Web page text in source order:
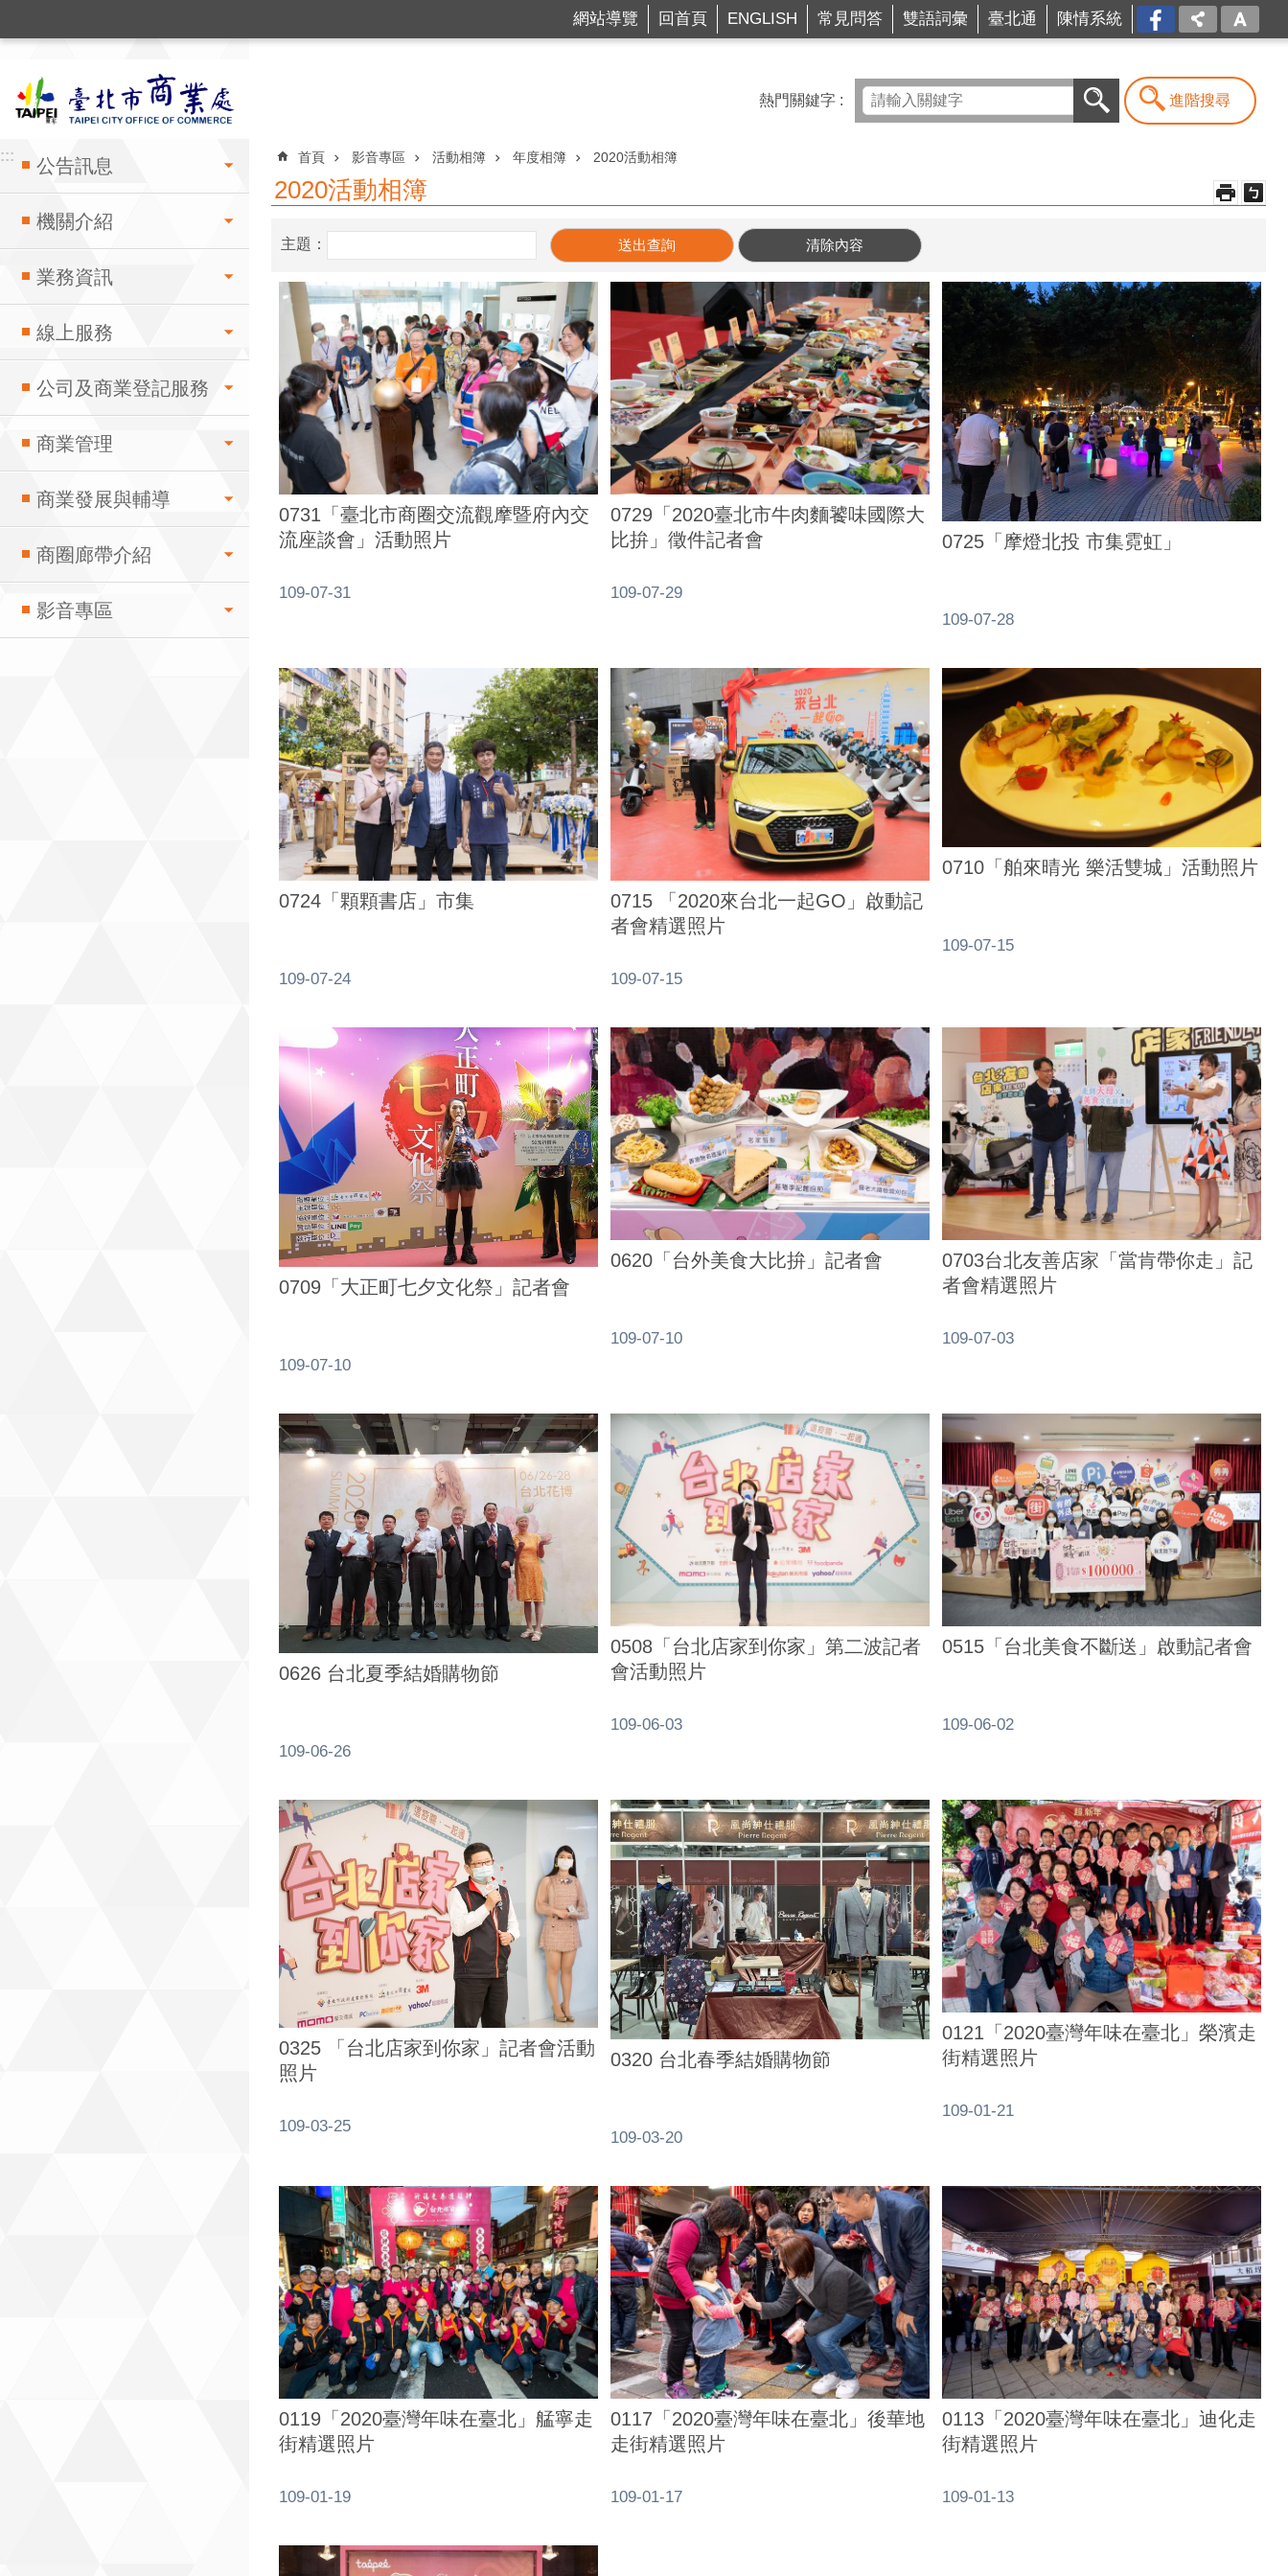
網站導覽 回首頁 ENGLISH 常見問答 雙語詞彙 臺北通 陳情系統 FB
::: 公告訊息
機關介紹
業務資訊
線上服務
公司及商業登記服務
商業管理
商業發展與輔導
商圈廊帶介紹
影音專區
熱門關鍵字 進階搜尋
:::
首頁 影音專區 活動相簿 年度相簿 2020活動相簿
2020活動相簿
主題：
0731「臺北市商圈交流觀摩暨府內交
流座談會」活動照片
109-07-31
0729「2020臺北市牛肉麵饕味國際大
比拚」徵件記者會
109-07-29
0725「摩燈北投 市集霓虹」
109-07-28
0724「顆顆書店」市集
109-07-24
0715 「2020來台北一起GO」啟動記
者會精選照片
109-07-15
0710「舶來晴光 樂活雙城」活動照片
109-07-15
0709「大正町七夕文化祭」記者會
109-07-10
0620「台外美食大比拚」記者會
109-07-10
0703台北友善店家「當肯帶你走」記
者會精選照片
109-07-03
0626 台北夏季結婚購物節
109-06-26
0508「台北店家到你家」第二波記者
會活動照片
109-06-03
0515「台北美食不斷送」啟動記者會
109-06-02
0325 「台北店家到你家」記者會活動
照片
109-03-25
0320 台北春季結婚購物節
109-03-20
0121「2020臺灣年味在臺北」榮濱走
街精選照片
109-01-21
0119「2020臺灣年味在臺北」艋寧走
街精選照片
109-01-19
0117「2020臺灣年味在臺北」後華地
走街精選照片
109-01-17
0113「2020臺灣年味在臺北」迪化走
街精選照片
109-01-13